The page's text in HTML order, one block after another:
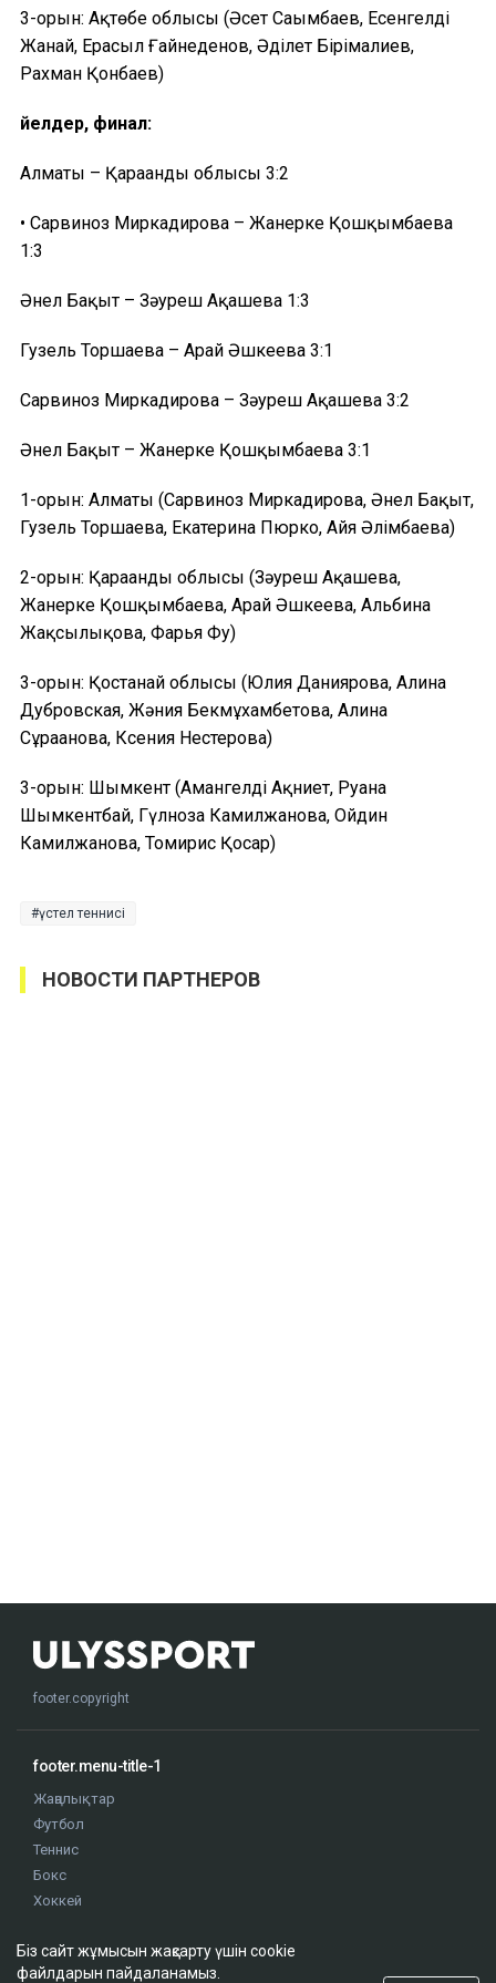
3-орын: Ақтөбе облысы (Әсет Сағымбаев, Есенгелді
Жанай, Ерасыл Ғайнеденов, Әділет Бірімғалиев,
Рахман Қонбаев)
Әйелдер, финал:
Алматы – Қарағанды облысы 3:2
• Сарвиноз Миркадирова – Жанерке Қошқымбаева
1:3
Әнел Бақыт – Зәуреш Ақашева 1:3
Гузель Торшаева – Арай Әшкеева 3:1
Сарвиноз Миркадирова – Зәуреш Ақашева 3:2
Әнел Бақыт – Жанерке Қошқымбаева 3:1
1-орын: Алматы (Сарвиноз Миркадирова, Әнел Бақыт,
Гузель Торшаева, Екатерина Пюрко, Айя Әлімбаева)
2-орын: Қарағанды облысы (Зәуреш Ақашева,
Жанерке Қошқымбаева, Арай Әшкеева, Альбина
Жақсылықова, Фарья Фу)
3-орын: Қостанай облысы (Юлия Даниярова, Алина
Дубровская, Жәния Бекмұхамбетова, Алина
Сұрағанова, Ксения Нестерова)
3-орын: Шымкент (Амангелді Ақниет, Руана
Шымкентбай, Гүлноза Камилжанова, Ойдин
Камилжанова, Томирис Қосар)
үстел теннисі
НОВОСТИ ПАРТНЕРОВ
footer.copyright
footer.menu-title-1
Жаңалықтар
Футбол
Теннис
Бокс
Хоккей
Оқиғалар
Олимпиада
Біз сайт жұмысын жақсарту үшін cookie
файлдарын пайдаланамыз.